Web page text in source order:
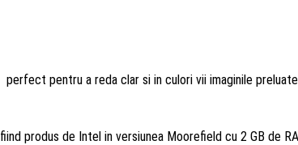
perfect pentru a reda clar si in culori vii imaginile
produs de Intel in versiunea Moorefield cu 2 GB de